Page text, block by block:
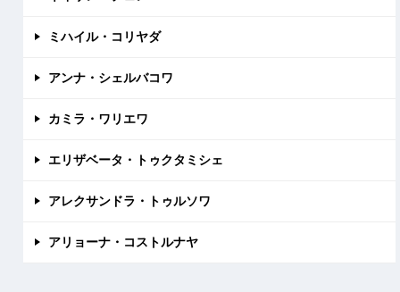
ミハイル・コリヤダ
アンナ・シェルバコワ
カミラ・ワリエワ
エリザベータ・トゥクタミシェ
アレクサンドラ・トゥルソワ
アリョーナ・コストルナヤ